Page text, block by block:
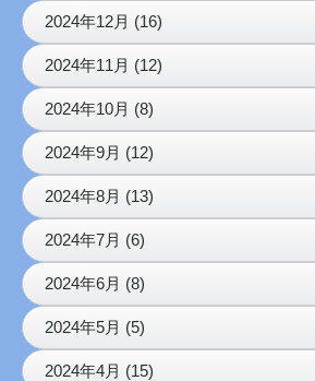
2024年12月 (16)
2024年11月 (12)
2024年10月 (8)
2024年9月 (12)
2024年8月 (13)
2024年7月 (6)
2024年6月 (8)
2024年5月 (5)
2024年4月 (15)